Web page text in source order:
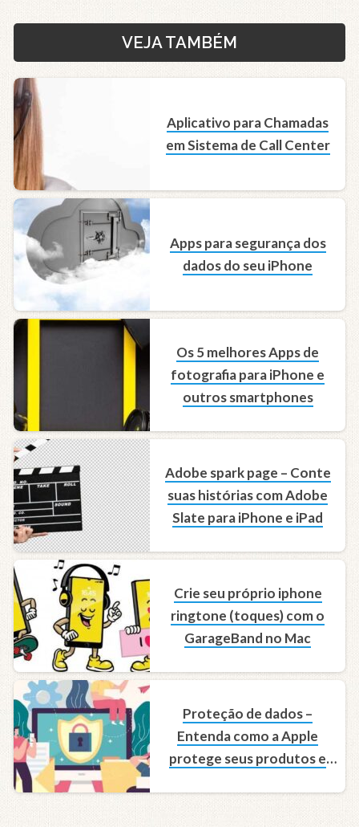
VEJA TAMBÉM
Aplicativo para Chamadas
em Sistema de Call Center
Apps para segurança dos
dados do seu iPhone
Os 5 melhores Apps de
fotografia para iPhone e
outros smartphones
Adobe spark page – Conte
suas histórias com Adobe
Slate para iPhone e iPad
Crie seu próprio iphone
ringtone (toques) com o
GarageBand no Mac
Proteção de dados –
Entenda como a Apple
protege seus produtos e